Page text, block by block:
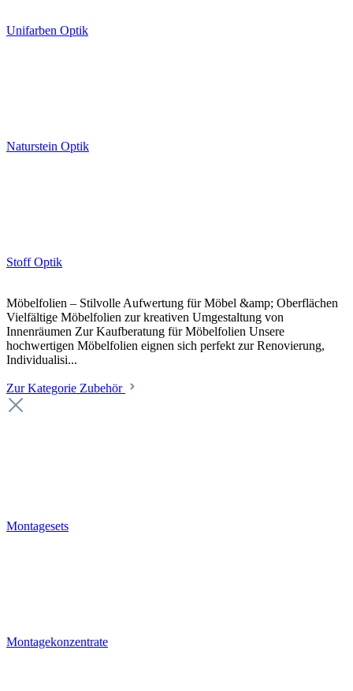
Unifarben Optik
Naturstein Optik
Stoff Optik
Möbelfolien – Stilvolle Aufwertung für Möbel &amp; Oberflächen
Vielfältige Möbelfolien zur kreativen Umgestaltung von
Innenräumen Zur Kaufberatung für Möbelfolien Unsere
hochwertigen Möbelfolien eignen sich perfekt zur Renovierung,
Individualisi...
Zur Kategorie Zubehör
Montagesets
Montagekonzentrate